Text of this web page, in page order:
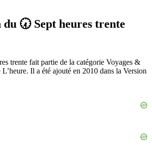
🕢 Sept heures trente
trente fait partie de la catégorie Voyages &
Il a été ajouté en 2010 dans la Version